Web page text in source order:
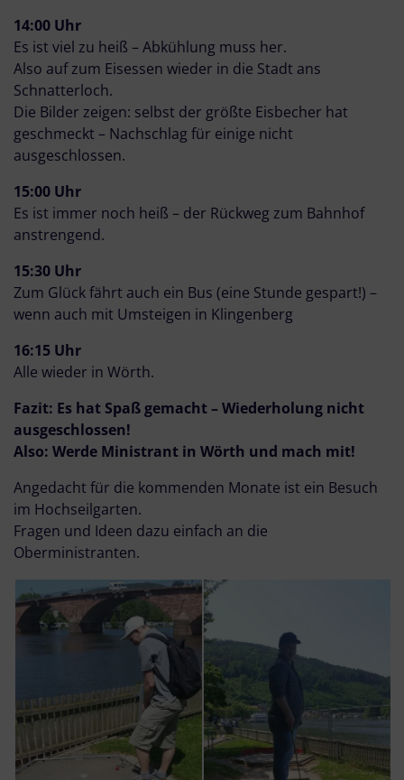
14:00 Uhr
Es ist viel zu heiß – Abkühlung muss her.
Also auf zum Eisessen wieder in die Stadt ans
Schnatterloch.
Die Bilder zeigen: selbst der größte Eisbecher hat
geschmeckt – Nachschlag für einige nicht
ausgeschlossen.
15:00 Uhr
Es ist immer noch heiß – der Rückweg zum Bahnhof
anstrengend.
15:30 Uhr
Zum Glück fährt auch ein Bus (eine Stunde gespart!) –
wenn auch mit Umsteigen in Klingenberg
16:15 Uhr
Alle wieder in Wörth.
Fazit: Es hat Spaß gemacht – Wiederholung nicht
ausgeschlossen!
Also: Werde Ministrant in Wörth und mach mit!
Angedacht für die kommenden Monate ist ein Besuch
im Hochseilgarten.
Fragen und Ideen dazu einfach an die
Oberministranten.